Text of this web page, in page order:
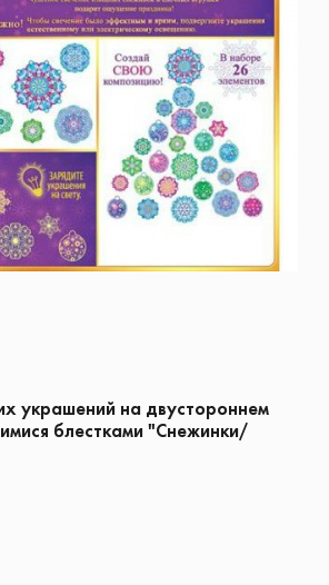
украшений на двустороннем
блестками "Снежинки/